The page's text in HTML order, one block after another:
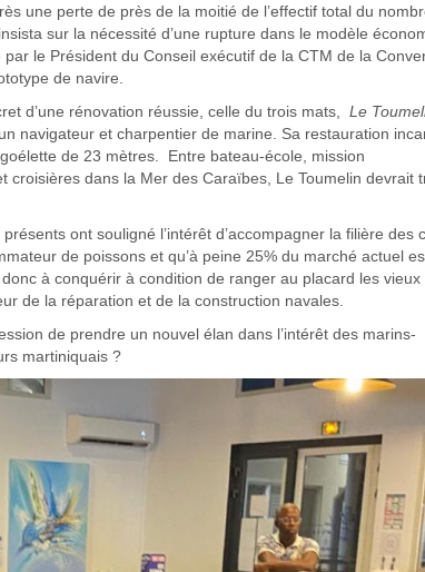
une perte de près de la moitié de l’effectif total du
sur la nécessité d’une rupture dans le modèle
le Président du Conseil exécutif de la CTM de la
de navire.
d’une rénovation réussie, celle du trois mats, Le
navigateur et charpentier de marine. Sa restauration
de 23 mètres. Entre bateau-école, mission
croisières dans la Mer des Caraïbes, Le Toumelin devrait
ont souligné l’intérêt d’accompagner la filière des
de poissons et qu’à peine 25% du marché actuel
à conquérir à condition de ranger au placard les vieux
de la réparation et de la construction navales.
de prendre un nouvel élan dans l’intérêt des marins-
martiniquais ?